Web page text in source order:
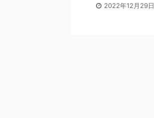
2022年12月29日